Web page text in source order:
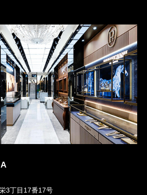
3丁目17番17号